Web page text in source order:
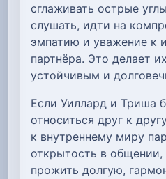
сглаживать острые
слушать, идти на
эмпатию и уважение к
партнёра. Это делает
устойчивым и
Если Уиллард и Триша
относиться друг к
к внутреннему миру
открытость в
прожить долгую,